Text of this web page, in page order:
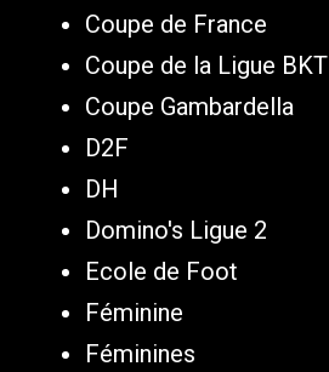
Coupe de France
Coupe de la Ligue BKT
Coupe Gambardella
D2F
DH
Domino's Ligue 2
Ecole de Foot
Féminine
Féminines